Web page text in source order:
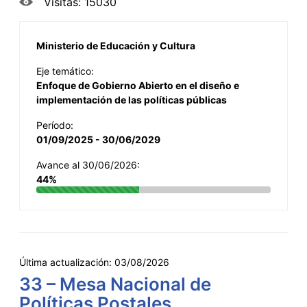
Ministerio de Educación y Cultura
Eje temático:
Enfoque de Gobierno Abierto en el diseño e
implementación de las políticas públicas
Período:
01/09/2025 - 30/06/2029
Avance al 30/06/2026:
44%
Última actualización: 03/08/2026
33 – Mesa Nacional de